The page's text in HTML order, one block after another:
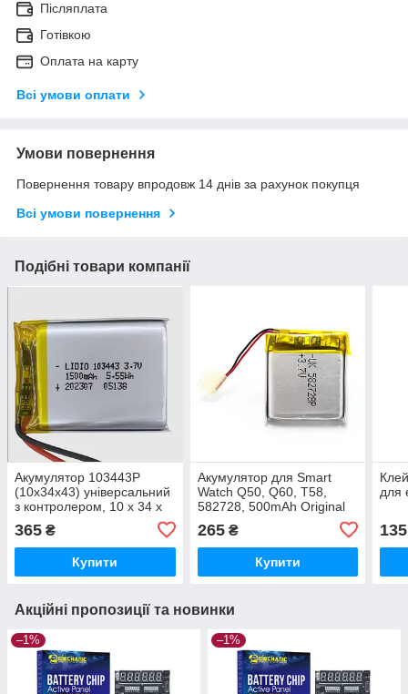
Післяплата
Готівкою
Оплата на карту
Всі умови оплати
Умови повернення
Повернення товару впродовж 14 днів за рахунок покупця
Всі умови повернення
Подібні товари компанії
Акумулятор 103443P
(10x34x43) універсальний
з контролером, 10 х 34 х
електроніки
365 ₴
Купити
Акумулятор для Smart
Watch Q50, Q60, T58,
582728, 500mAh Original
265₴
Купити
для
135
Акційні пропозиції та новинки
–1% –1%